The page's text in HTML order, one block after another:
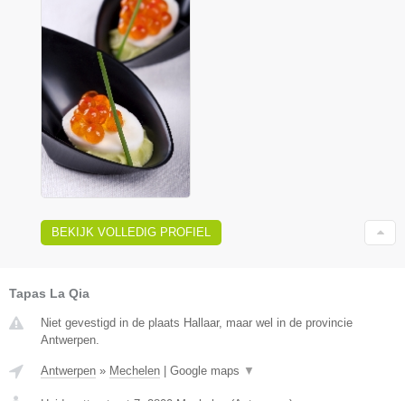
BEKIJK VOLLEDIG PROFIEL
Tapas La Qia
Niet gevestigd in de plaats Hallaar, maar wel in de provincie
Antwerpen.
Antwerpen » Mechelen | Google maps ▼